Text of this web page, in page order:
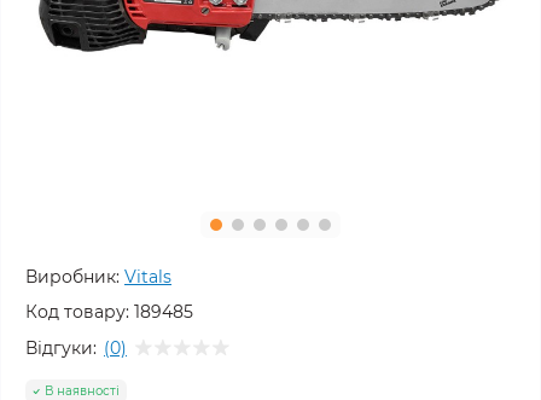
Виробник: Vitals
Код товару: 189485
Відгуки: (0)
В наявності